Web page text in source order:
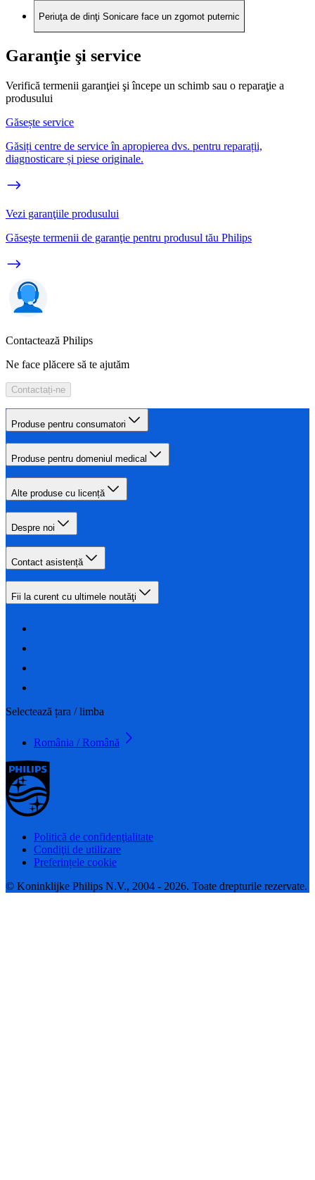
Periuţa de dinţi Sonicare face un zgomot puternic
Garanţie şi service
Verifică termenii garanţiei şi începe un schimb sau o reparaţie a
produsului
Găsește service
Găsiți centre de service în apropierea dvs. pentru reparații,
diagnosticare și piese originale.
Vezi garanţiile produsului
Găseşte termenii de garanţie pentru produsul tău Philips
Contactează Philips
Ne face plăcere să te ajutăm
Contactați-ne
Produse pentru consumatori
Produse pentru domeniul medical
Alte produse cu licență
Despre noi
Contact asistență
Fii la curent cu ultimele noutăţi
Selectează țara / limba
România / Română
Politică de confidenţialitate
Condiţii de utilizare
Preferințele cookie
© Koninklijke Philips N.V., 2004 - 2026. Toate drepturile rezervate.